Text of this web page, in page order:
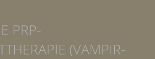
PRP-
(VAMPIR-